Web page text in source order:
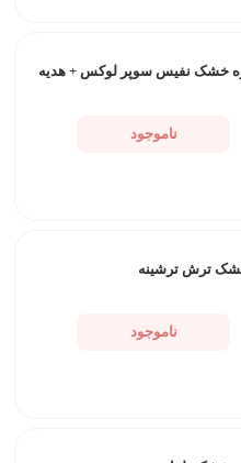
خشک نفیس سوپر لوکس + هدیه
ناموجود
ترش ترشینه
ناموجود